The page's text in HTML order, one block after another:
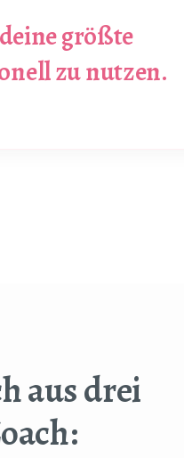
größte
zu nutzen.
aus drei